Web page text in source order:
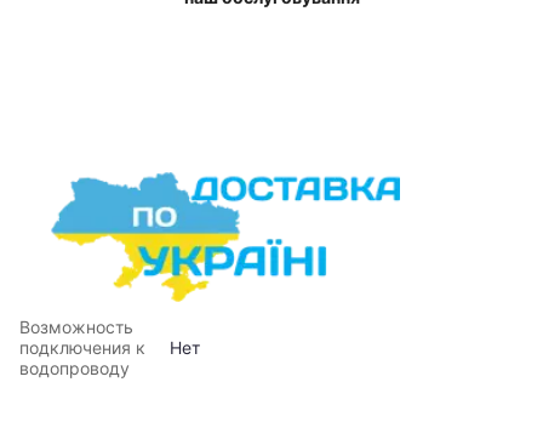
Возможность
подключения к
водопроводу
Нет